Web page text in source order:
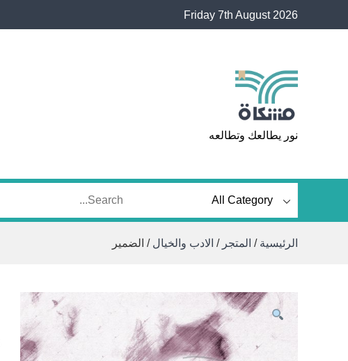
Friday 7th August 2026
مشكاة
نور يطالعك وتطالعه
الرئيسية / المتجر / الادب والخيال / الضمير